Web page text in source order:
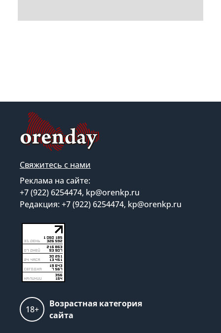
Свяжитесь с нами
Реклама на сайте:
+7 (922) 6254474, kp@orenkp.ru
Редакция: +7 (922) 6254474, kp@orenkp.ru
18+
Возрастная категория
сайта